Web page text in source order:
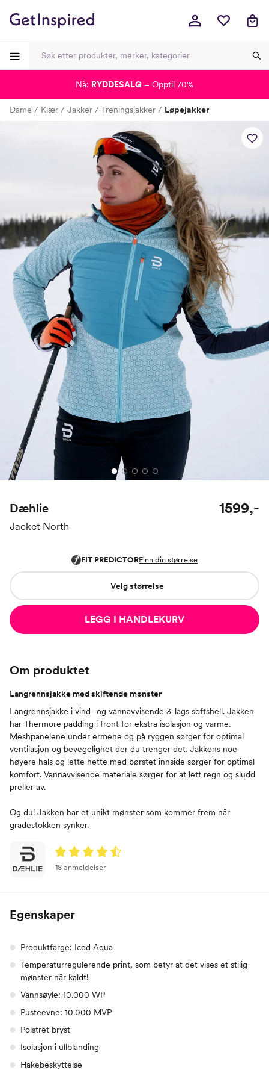
Lagt i kurven, utmerket valg! Til kassen
Dame Klær Jakker Treningsjakker Løpejakker
Dæhlie
Jacket North
1599,-
Velg størrelse
LEGG I HANDLEKURV
Om produktet
Langrennsjakke med skiftende mønster
Langrennsjakke i vind- og vannavvisende 3-lags softshell. Jakken
har Thermore padding i front for ekstra isolasjon og varme.
Meshpanelene under ermene og på ryggen sørger for optimal
ventilasjon og bevegelighet der du trenger det. Jakkens noe
høyere hals og lette hette med børstet innside sørger for optimal
komfort. Vannavvisende materiale sørger for at lett regn og sludd
preller av.
Og du! Jakken har et unikt mønster som kommer frem når
gradestokken synker.
18 anmeldelser
Egenskaper
Produktfarge: Iced Aqua
Temperaturregulerende print, som betyr at det vises et stilig
mønster når kaldt!
Vannsøyle: 10.000 WP
Pusteevne: 10.000 MVP
Polstret bryst
Isolasjon i ullblanding
Hakebeskyttelse
Nå: RYDDESALG – Opptil 70%
-
-
-
-